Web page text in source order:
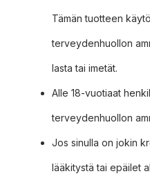
Tämän tuotteen
terveydenhuollon
lasta tai imetät.
Alle 18-vuotiaat
terveydenhuollon
Jos sinulla on jokin
lääkitystä tai epäilet